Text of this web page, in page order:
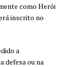
como Herói
inscrito no
a
defesa ou na